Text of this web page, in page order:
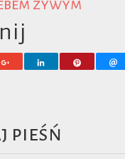
żywym
pieśń